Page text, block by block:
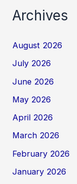
Archives
August 2026
July 2026
June 2026
May 2026
April 2026
March 2026
February 2026
January 2026